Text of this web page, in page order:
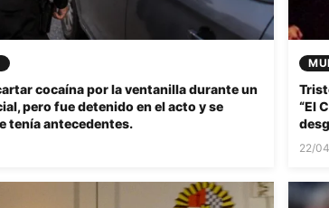
cocaína por la ventanilla durante un
pero fue detenido en el acto y se
tenía antecedentes.
“El
22/